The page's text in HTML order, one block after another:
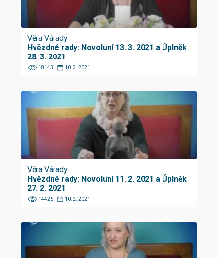
Věra Várady
Hvězdné rady: Novoluní 13. 3. 2021 a Úplněk
28. 3. 2021
18143 10. 3. 2021
Věra Várady
Hvězdné rady: Novoluní 11. 2. 2021 a Úplněk
27. 2. 2021
14426 10. 2. 2021